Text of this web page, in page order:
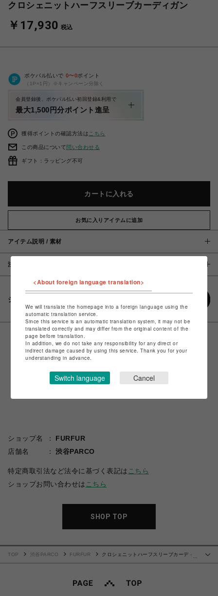
クロシェニットハーフスリーブカーディガン
￥17,930 税込
ポケパル払いで 0〜0ポイント
（1P=1円）※キャンペーン分除く
会員登録後、ポケパル払い初回登録&利用で
最大1,500円分ポイント進呈
獲得ポイントの確認方法は こちら
この商品について問い合わせる
ギフト：ラッピング不可
カートに入れる
お気に入りアイテムに追加
アイテム説明 / 素材
注意事項
シェアする
ショップ名
FURFUR
店舗名
渋谷PARCO
特定商取引法など法令に基づく表記は こちら
ショップお問い合わせは こちら
SHOP TOP
TOP 渋谷PARCO FURFUR
クロシェニットハーフスリーブカーディ
<About foreign language translation>
We will translate the homepage into a foreign language using the
automatic translation service.
Since this service is an automatic translation system, it may not be
translated correctly and may differ from the original content of the
page before translation.
In addition, we do not take any responsibility for any direct or
indirect damage caused by using this service. Thank you for your
understanding in advance.
Switch language Cancel